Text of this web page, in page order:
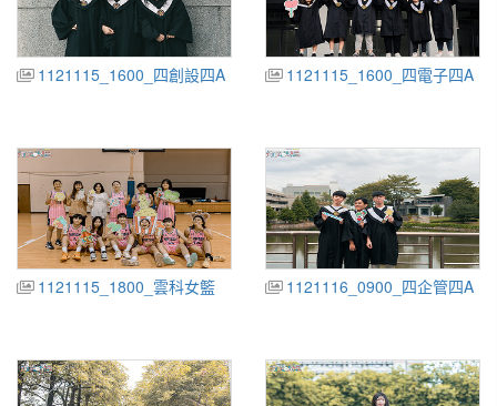
1121115_1600_四創設四A 1121115_1600_四電子四A
1121115_1800_雲科女籃 1121116_0900_四企管四A